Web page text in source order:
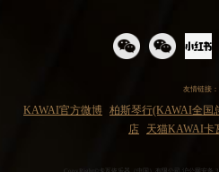
友情链接：
KAWAI官方微博 柏斯琴行(KAWAI全国
店
天猫KAWAI卡